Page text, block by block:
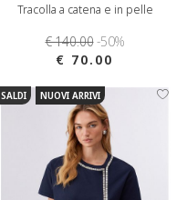
Tracolla a catena e in pelle
€ 140.00-50%
€ 70.00
SALDI NUOVI ARRIVI